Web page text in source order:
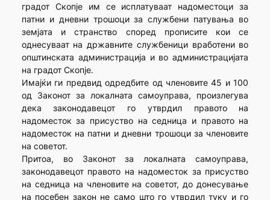
градот Скопје им се исплатуваат надоместоци за
патни и дневни трошоци за службени патувања во
земјата и странство според прописите кои се
однесуваат на државните службеници вработени во
општинската администрација и во администрацијата
на градот Скопје.
Имајќи ги предвид одредбите од членовите 45 и 100
од Законот за локалната самоуправа, произлегува
дека законодавецот го утврдил правото на
надоместок за присуство на седница и правото на
надоместок на патни и дневни трошоци за членовите
на советот.
Притоа, во Законот за локалната самоуправа,
законодавецот правото на надоместок за присуство
на седница на членовите на советот, до донесување
на посебен закон не само што го утврдил туку и го